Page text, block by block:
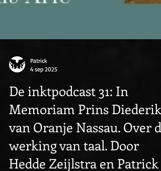
Patrick
4 sep 2025
De inktpodcast 31: In
Memoriam Prins Diederik
van Oranje Nassau. Over de